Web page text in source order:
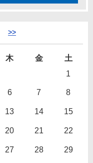
>>
木 金
土
1
6 7 8
13 14 15
20 21 22
27 28 29